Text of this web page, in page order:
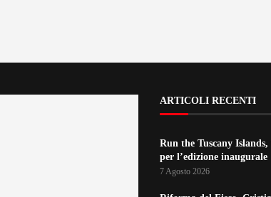
ARTICOLI RECENTI
Run the Tuscany
per l’edizione inaugurale
7 Agosto 2026